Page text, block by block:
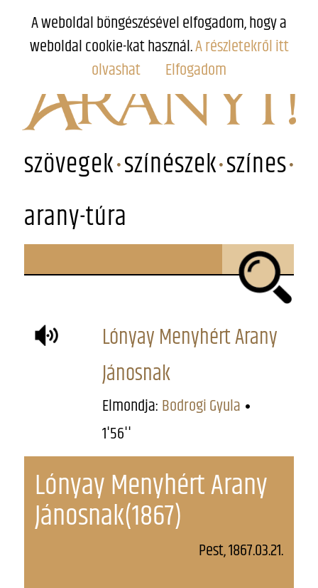
szövegek színészek színes
arany-túra
Lónyay Menyhért Arany
Jánosnak
Elmondja: Bodrogi Gyula
1'56''
Lónyay Menyhért Arany
Jánosnak(1867)
Pest, 1867.03.21.
A weboldal böngészésével elfogadom, hogy a
weboldal cookie-kat használ.A részletekről itt
olvashat
Elfogadom